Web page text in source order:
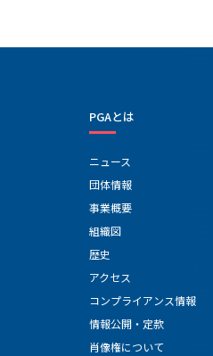
PGAとは
ニュース
団体情報
事業概要
組織図
歴史
アクセス
コンプライアンス情報
情報公開・定款
肖像権について